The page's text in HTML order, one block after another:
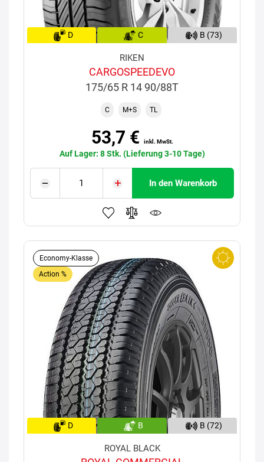
D C B (73)
RIKEN
CARGOSPEEDEVO
175/65 R 14 90/88T
C M+S TL
53,7 € inkl. MwSt.
Auf Lager: 8 Stk. (Lieferung 3-10 Tage)
In den Warenkorb
Economy-Klasse
Action %
D B B (72)
ROYAL BLACK